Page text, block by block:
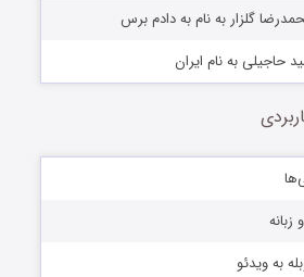
گلزار به نام به دادم برس
حاجیلی به نام ایران
به ویدئو